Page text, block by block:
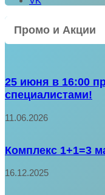
Промо и Акции
25 июня в 16:00
специалистами!
11.06.2026
Комплекс 1+1=3
16.12.2025